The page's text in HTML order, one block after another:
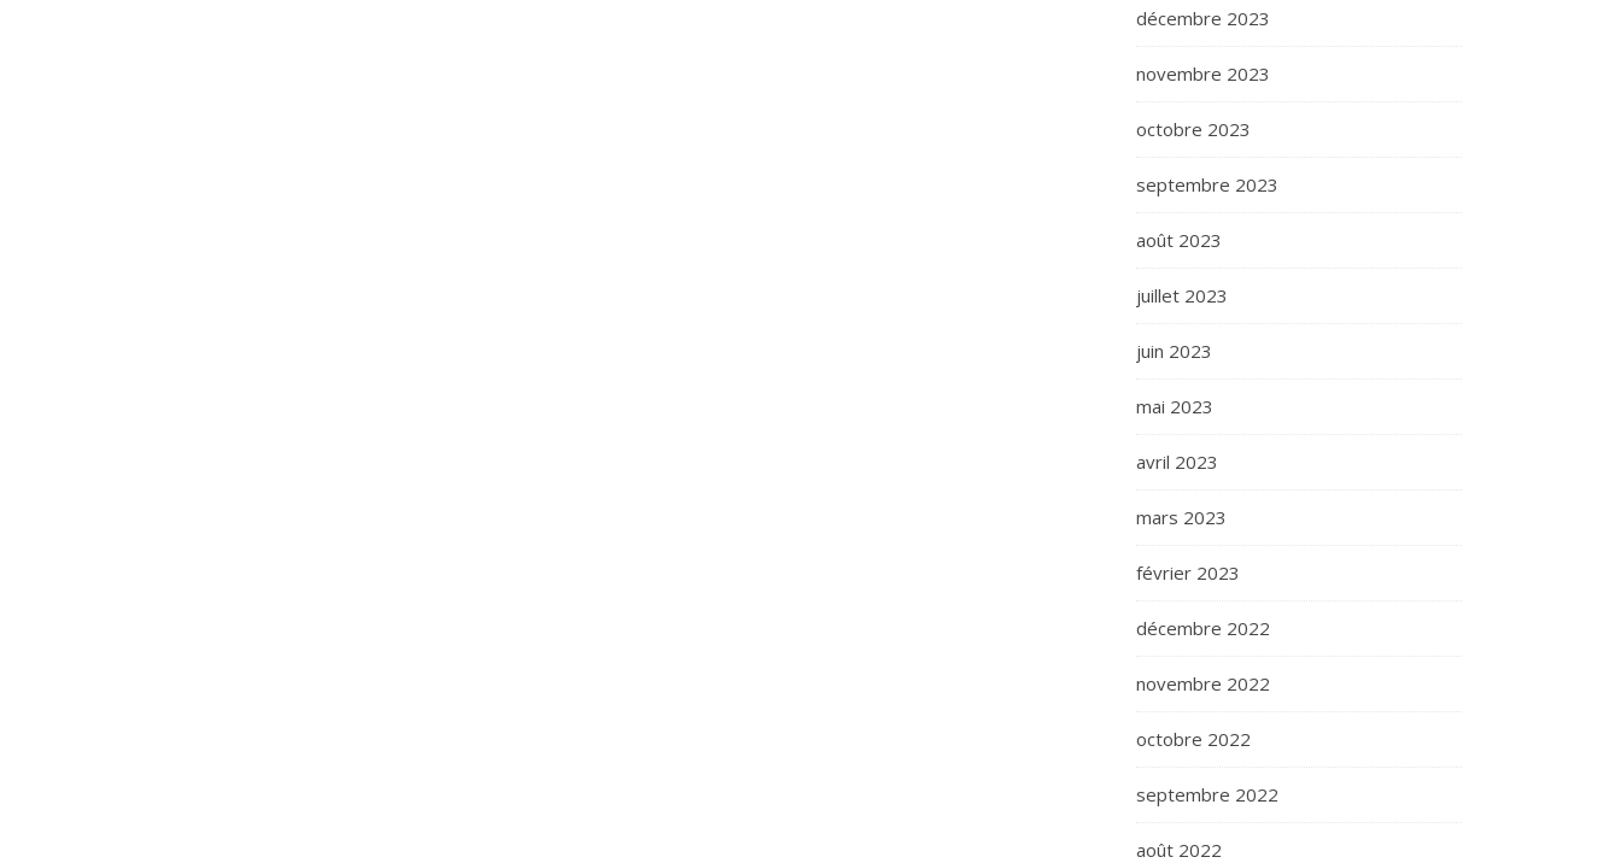
décembre 2023
novembre 2023
octobre 2023
septembre 2023
août 2023
juillet 2023
juin 2023
mai 2023
avril 2023
mars 2023
février 2023
décembre 2022
novembre 2022
octobre 2022
septembre 2022
août 2022